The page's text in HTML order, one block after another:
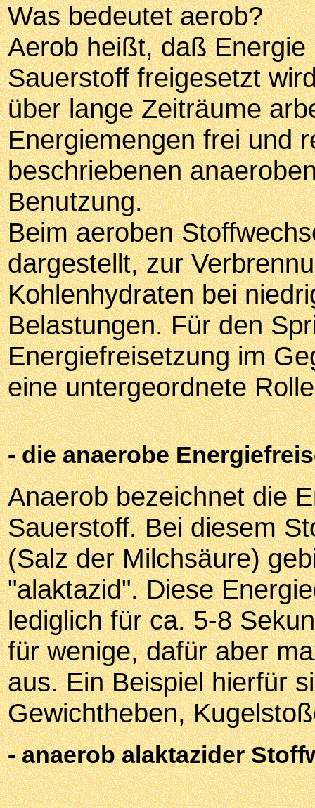
Was bedeutet aerob?
Aerob heißt, daß
Sauerstoff freigesetzt
über lange Zeiträume
Energiemengen frei und
beschriebenen
Benutzung.
Beim aeroben
dargestellt, zur
Kohlenhydraten bei
Belastungen. Für den
Energiefreisetzung im
eine untergeordnete
- die anaerobe
Anaerob bezeichnet die
Sauerstoff. Bei diesem
(Salz der Milchsäure)
"alaktazid". Diese
lediglich für ca. 5-8
für wenige, dafür aber
aus. Ein Beispiel hierfür
Gewichtheben,
- anaerob alaktazider